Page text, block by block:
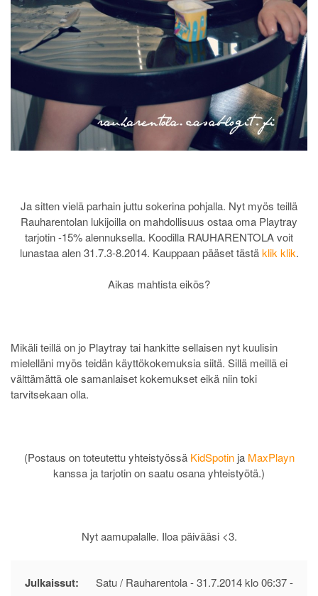
Ja sitten vielä parhain juttu sokerina pohjalla. Nyt myös teillä
Rauharentolan lukijoilla on mahdollisuus ostaa oma Playtray
tarjotin -15% alennuksella. Koodilla RAUHARENTOLA voit
lunastaa alen 31.7.3-8.2014. Kauppaan pääset tästäklik klik.
Aikas mahtista eikös?
Mikäli teillä on jo Playtray tai hankitte sellaisen nyt kuulisin
mielelläni myös teidän käyttökokemuksia siitä. Sillä meillä ei
välttämättä ole samanlaiset kokemukset eikä niin toki
tarvitsekaan olla.
(Postaus on toteutettu yhteistyössä KidSpotinja MaxPlayn
kanssa ja tarjotin on saatu osana yhteistyötä.)
Nyt aamupalalle. Iloa päivääsi <3.
Julkaissut: Satu / Rauharentola -31.7.2014 klo 06:37-